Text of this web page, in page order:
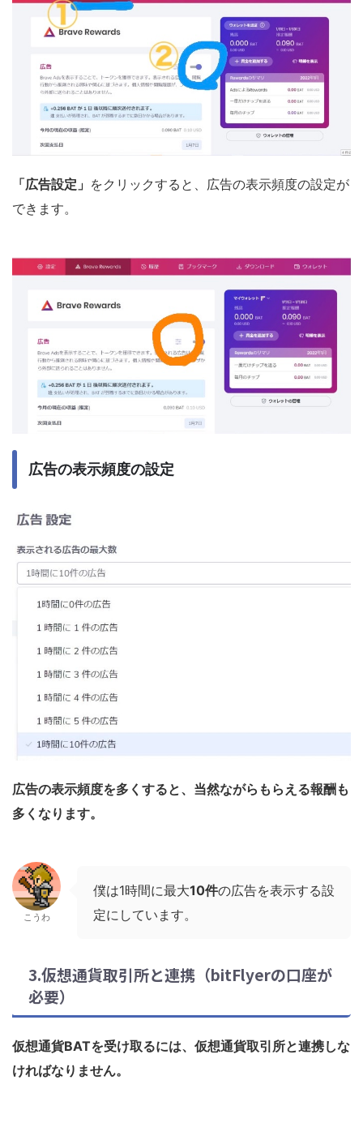
「広告設定」 をクリックすると、広告の表示頻度の設定が
できます。
広告の表示頻度の設定
広告の表示頻度を多くすると、当然ながらもらえる報酬も
多くなります。
こうわ
僕は1時間に最大10件の広告を表示する設
定にしています。
3.仮想通貨取引所と連携（bitFlyerの口座が
必要）
仮想通貨BATを受け取るには、仮想通貨取引所と連携しな
ければなりません。